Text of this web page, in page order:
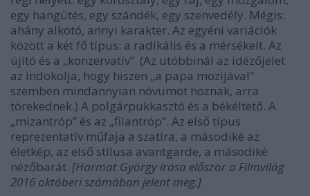
egy hangütés, egy szándék, egy szenvedély. Mégis:
ahány alkotó, annyi karakter. Az egyéni variációk
között a két fő típus: a radikális és a mérsékelt. Az
újító és a „konzervatív”. (Az utóbbinál az idézőjelet
az indokolja, hogy hiszen „a papa mozijával”
szemben mindannyian nóvumot hoznak, arra
törekednek.) A polgárpukkasztó és a békéltető. A
„mizantróp” és az „filantróp”. Az első típus
reprezentatív műfaja a szatíra, a másodiké az
életkép, az első stílusa avantgarde, a másodiké
nézőbarát. [Harmat György írása először a Filmvilág
2016 októberi számában jelent meg.]